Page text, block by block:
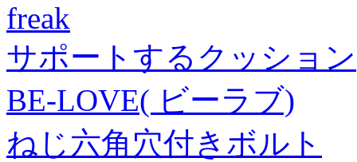
freak
サポートするクッション
BE-LOVE( ビーラブ)
ねじ六角穴付きボルト